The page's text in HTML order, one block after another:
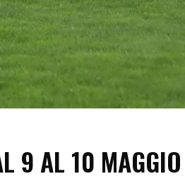
9 AL 10 MAGGIO